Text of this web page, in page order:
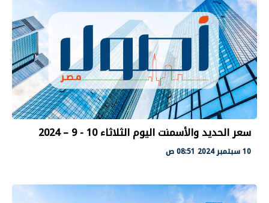
سعر الحديد والأسمنت اليوم الثلاثاء 10 - 9 – 2024
10 سبتمبر 2024 08:51 ص